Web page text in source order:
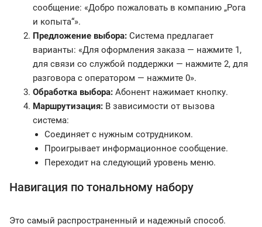
сообщение: «Добро пожаловать в компанию „Рога
и копыта“».
Предложение выбора: Система предлагает
варианты: «Для оформления заказа — нажмите 1,
для связи со службой поддержки — нажмите 2, для
разговора с оператором — нажмите 0».
Обработка выбора: Абонент нажимает кнопку.
Маршрутизация: В зависимости от вызова
система:
Соединяет с нужным сотрудником.
Проигрывает информационное сообщение.
Переходит на следующий уровень меню.
Навигация по тональному набору
Это самый распространенный и надежный способ.